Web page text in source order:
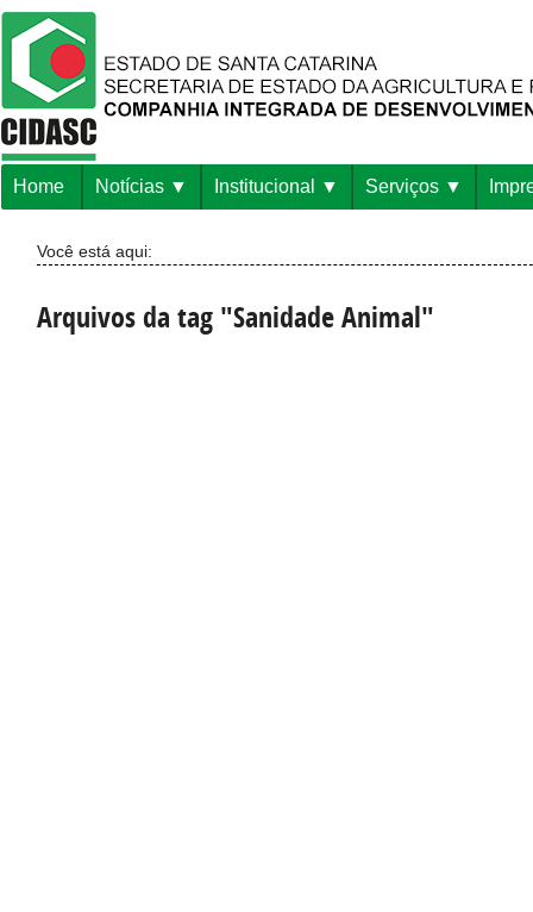
Home Notícias Institucional Serviços
Você está aqui:
Arquivos da tag "Sanidade Animal"